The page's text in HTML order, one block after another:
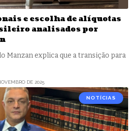
e escolha de alíquotas
analisados por
Manzan explica que a transição para
DE 2025
NOTÍCIAS